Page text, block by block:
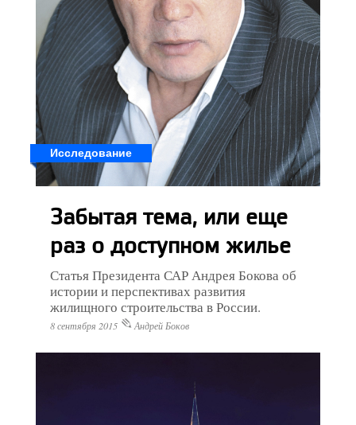
Исследование
Забытая тема, или еще
раз о доступном жилье
Статья Президента САР Андрея Бокова об
истории и перспективах развития
жилищного строительства в России.
8 сентября 2015 Андрей Боков